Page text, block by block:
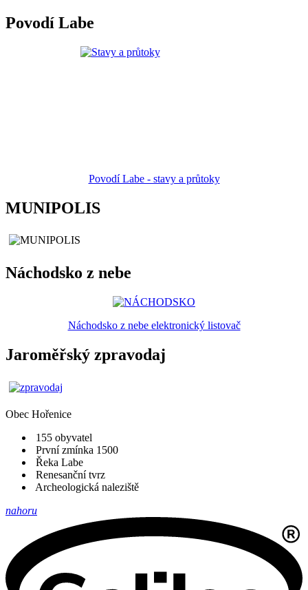
Povodí Labe
Povodí Labe - stavy a průtoky
MUNIPOLIS
Náchodsko z nebe
Náchodsko z nebe elektronický listovač
Jaroměřský zpravodaj
Obec Hořenice
155 obyvatel
První zmínka 1500
Řeka Labe
Renesanční tvrz
Archeologická naleziště
nahoru